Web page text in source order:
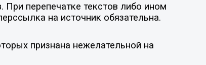
перепечатке текстов либо ином
на источник обязательна.
признана нежелательной на